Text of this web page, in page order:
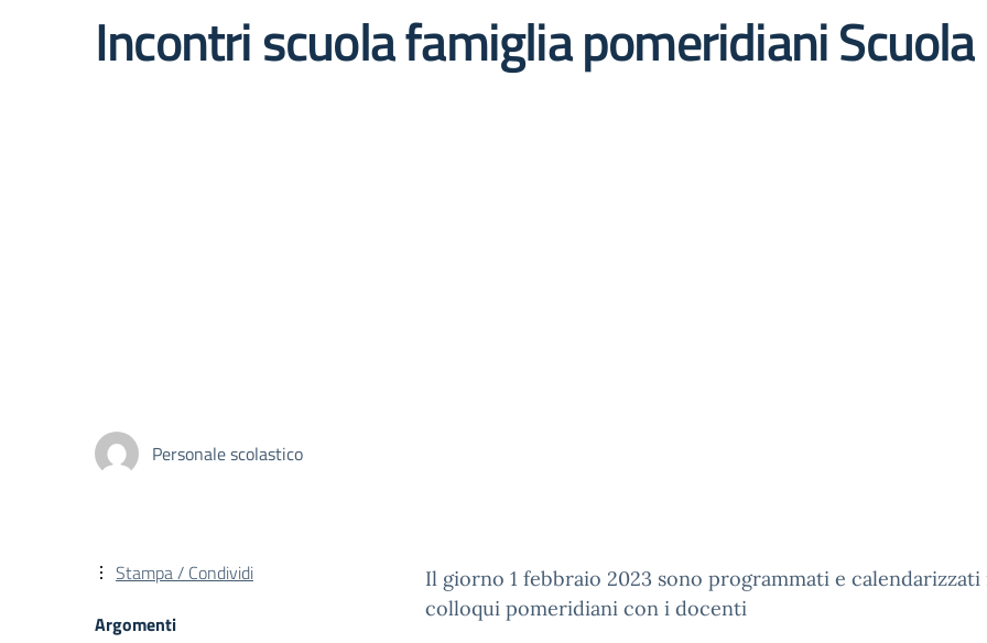
Incontri scuola famiglia pomeridiani Scuola
Personale scolastico
Il giorno 1 febbraio 2023 sono programmati e calendarizzati
colloqui pomeridiani con i docenti
Stampa / Condividi
Argomenti